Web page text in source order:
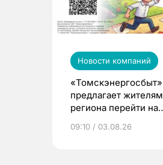
Новости компаний
«Томскэнергосбыт»
предлагает жителям
региона перейти на
выиграть призы
09:10 / 03.08.26